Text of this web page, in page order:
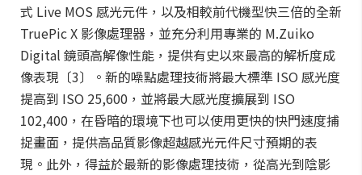
式 Live MOS 感光元件，以及相較前代機型快三倍的全新
TruePic X 影像處理器，並充分利用專業的 M.Zuiko
Digital 鏡頭高解像性能，提供有史以來最高的解析度成
像表現〔3〕。新的噪點處理技術將最大標準 ISO 感光度
提高到 ISO 25,600，並將最大感光度擴展到 ISO
102,400，在昏暗的環境下也可以使用更快的快門速度捕
捉畫面，提供高品質影像超越感光元件尺寸預期的表
現。此外，得益於最新的影像處理技術，從高光到陰影